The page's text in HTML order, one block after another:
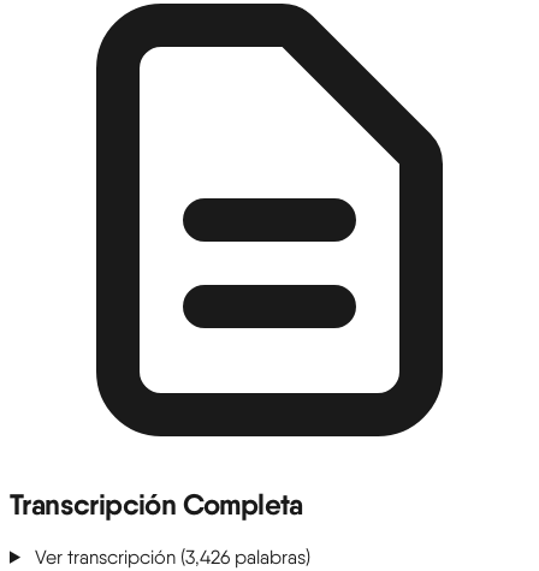
Transcripción Completa
Ver transcripción (3,426 palabras)